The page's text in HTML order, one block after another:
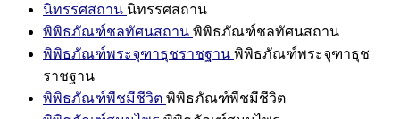
นิทรรศสถาน นิทรรศสถาน
พิพิธภัณฑ์ชลทัศนสถาน พิพิธภัณฑ์ชลทัศนสถาน
พิพิธภัณฑ์พระจุฑาธุชราชฐาน พิพิธภัณฑ์พระจุฑาธุช
ราชฐาน
พิพิธภัณฑ์พืชมีชีวิต พิพิธภัณฑ์พืชมีชีวิต